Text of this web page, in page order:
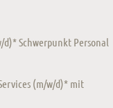
Schwerpunkt Personal
(m/w/d)* mit